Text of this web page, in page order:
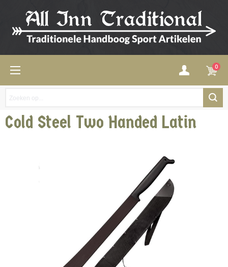
0
Cold Steel Two Handed Latin